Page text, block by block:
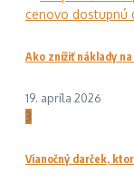
Ako znížiť náklady
19. apríla 2026
3
Vianočný darček,